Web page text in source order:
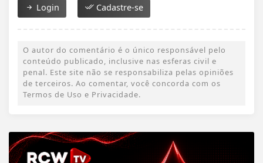
Login Cadastre-se
O autor do comentário é o único responsável pelo
conteúdo publicado, inclusive nas esferas civil e
penal. Este site não se responsabiliza pelas opiniões
de terceiros. Ao comentar, você concorda com os
Termos de Uso e Privacidade.